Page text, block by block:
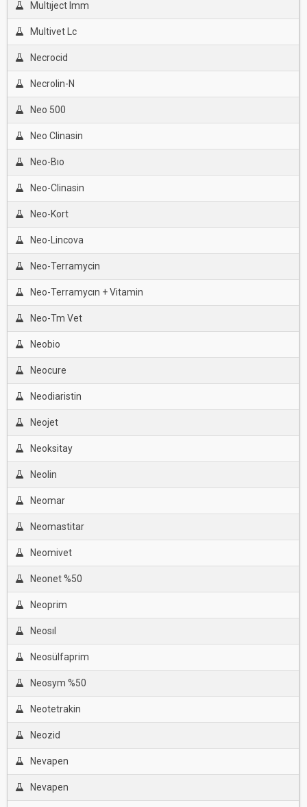
Multıject Imm
Multivet Lc
Necrocid
Necrolin-N
Neo 500
Neo Clinasin
Neo-Bıo
Neo-Clinasin
Neo-Kort
Neo-Lincova
Neo-Terramycin
Neo-Terramycın + Vitamin
Neo-Tm Vet
Neobio
Neocure
Neodiaristin
Neojet
Neoksitay
Neolin
Neomar
Neomastitar
Neomivet
Neonet %50
Neoprim
Neosıl
Neosülfaprim
Neosym %50
Neotetrakin
Neozid
Nevapen
Nevapen